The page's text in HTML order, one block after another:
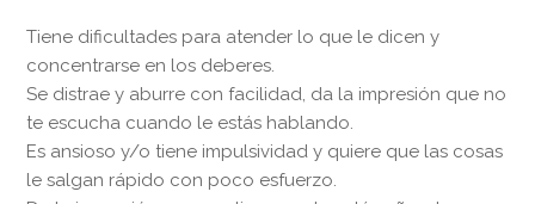
Tiene dificultades para atender lo que le dicen y
concentrarse en los deberes.
Se distrae y aburre con facilidad, da la impresión que no
te escucha cuando le estás hablando.
Es ansioso y/o tiene impulsividad y quiere que las cosas
le salgan rápido con poco esfuerzo.